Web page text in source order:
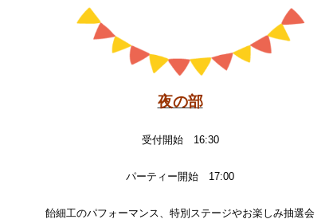
夜の部
受付開始 16:30
パーティー開始 17:00
飴細工のパフォーマンス、特別ステージやお楽しみ抽選会